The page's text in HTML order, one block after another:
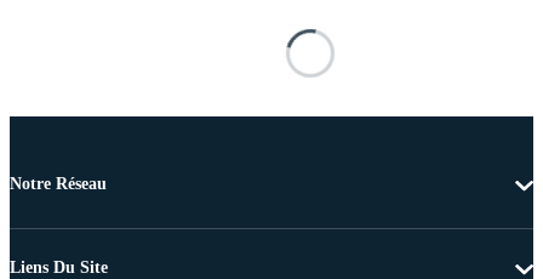
Notre Réseau
Liens Du Site